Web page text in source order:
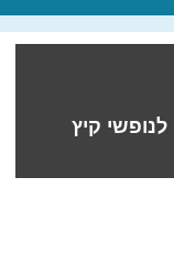
קיץ